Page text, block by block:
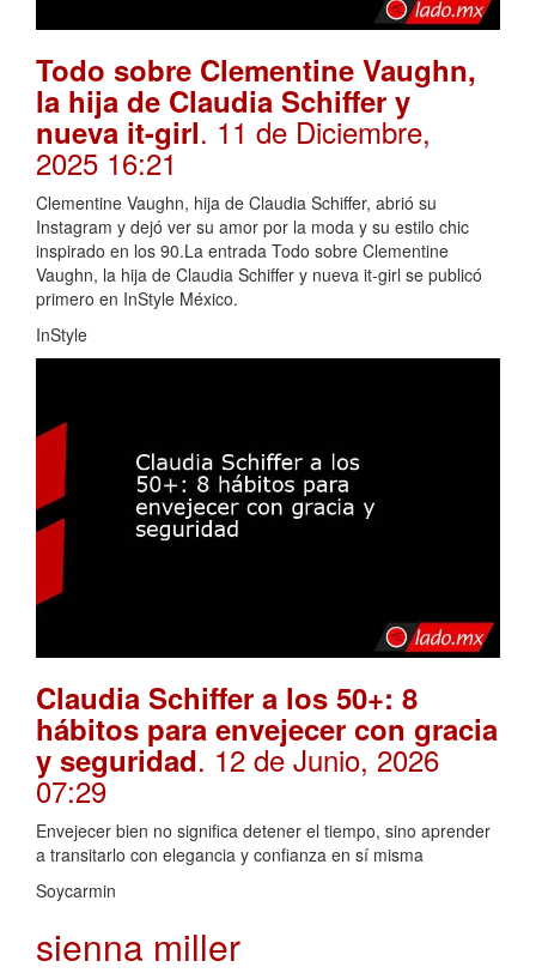
Todo sobre Clementine Vaughn,
la hija de Claudia Schiffer y
nueva it-girl. 11 de Diciembre,
2025 16:21
Clementine Vaughn, hija de Claudia Schiffer, abrió su
Instagram y dejó ver su amor por la moda y su estilo chic
inspirado en los 90.La entrada Todo sobre Clementine
Vaughn, la hija de Claudia Schiffer y nueva it-girl se publicó
primero en InStyle México.
InStyle
Claudia Schiffer a los 50+: 8
hábitos para envejecer con gracia
y seguridad. 12 de Junio, 2026
07:29
Envejecer bien no significa detener el tiempo, sino aprender
a transitarlo con elegancia y confianza en sí misma
Soycarmin
sienna miller